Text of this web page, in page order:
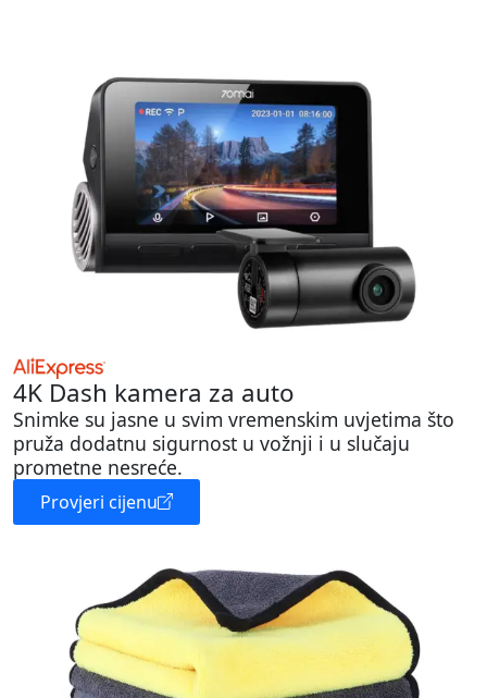
4K Dash kamera za auto
Snimke su jasne u svim vremenskim uvjetima što
pruža dodatnu sigurnost u vožnji i u slučaju
prometne nesreće.
Provjeri cijenu